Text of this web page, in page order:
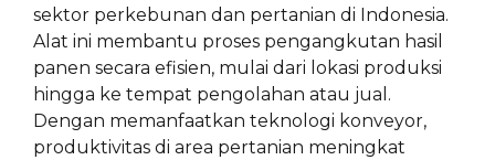
sektor perkebunan dan pertanian di Indonesia.
Alat ini membantu proses pengangkutan hasil
panen secara efisien, mulai dari lokasi produksi
hingga ke tempat pengolahan atau jual.
Dengan memanfaatkan teknologi konveyor,
produktivitas di area pertanian meningkat